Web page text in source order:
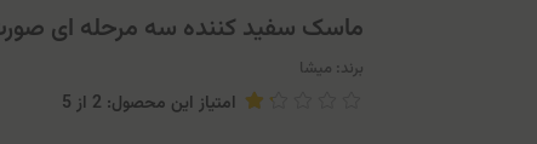
ماسک سفید کننده سه مرحله ای
برند: میشا
امتیاز این محصول: 2 از 5